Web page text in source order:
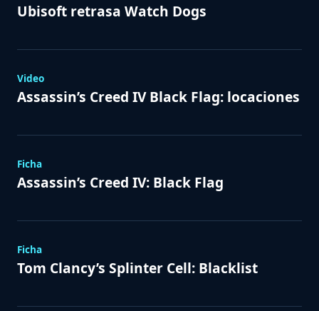
Ubisoft retrasa Watch Dogs
Video
Assassin’s Creed IV Black Flag: locaciones
Ficha
Assassin’s Creed IV: Black Flag
Ficha
Tom Clancy’s Splinter Cell: Blacklist